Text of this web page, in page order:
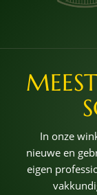
In onze
nieuwe en
eigen